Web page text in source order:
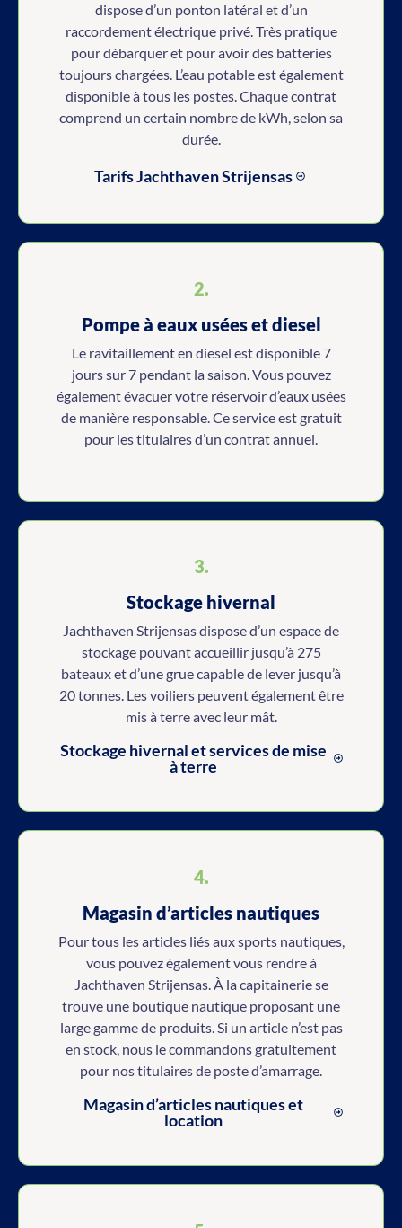
dispose d’un ponton latéral et d’un
raccordement électrique privé. Très pratique
pour débarquer et pour avoir des batteries
toujours chargées. L’eau potable est également
disponible à tous les postes. Chaque contrat
comprend un certain nombre de kWh, selon sa
durée.
Tarifs Jachthaven Strijensas
2.
Pompe à eaux usées et diesel
Le ravitaillement en diesel est disponible 7
jours sur 7 pendant la saison. Vous pouvez
également évacuer votre réservoir d’eaux usées
de manière responsable. Ce service est gratuit
pour les titulaires d’un contrat annuel.
3.
Stockage hivernal
Jachthaven Strijensas dispose d’un espace de
stockage pouvant accueillir jusqu’à 275
bateaux et d’une grue capable de lever jusqu’à
20 tonnes. Les voiliers peuvent également être
mis à terre avec leur mât.
Stockage hivernal et services de mise
à terre
4.
Magasin d’articles nautiques
Pour tous les articles liés aux sports nautiques,
vous pouvez également vous rendre à
Jachthaven Strijensas. À la capitainerie se
trouve une boutique nautique proposant une
large gamme de produits. Si un article n’est pas
en stock, nous le commandons gratuitement
pour nos titulaires de poste d’amarrage.
Magasin d’articles nautiques et
location